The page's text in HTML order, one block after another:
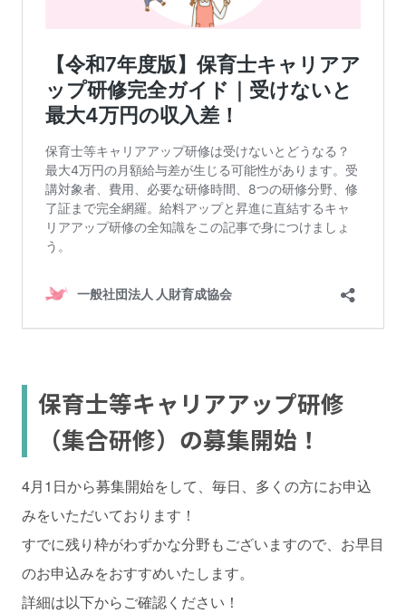
保育士等キャリアアップ研修
（集合研修）の募集開始！
4月1日から募集開始をして、毎日、多くの方にお申込
みをいただいております！
すでに残り枠がわずかな分野もございますので、お早目
のお申込みをおすすめいたします。
詳細は以下からご確認ください！